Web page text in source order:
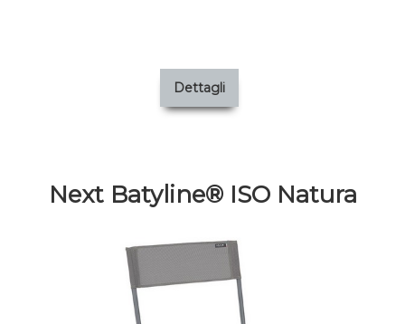
Dettagli
Next Batyline® ISO Natura